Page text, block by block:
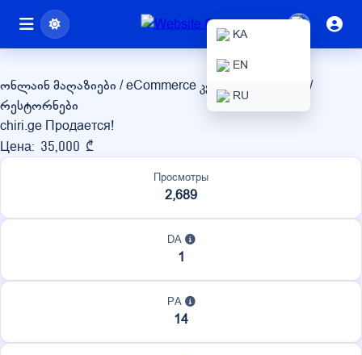
KA
EN
RU
chiri.ge
ონლაინ მაღაზიები / eCommerce კვება / სასმელები /
რესტორნები
chiri.ge Продается!
Цена: 35,000 ₾
Просмотры
2,689
DA
1
PA
14